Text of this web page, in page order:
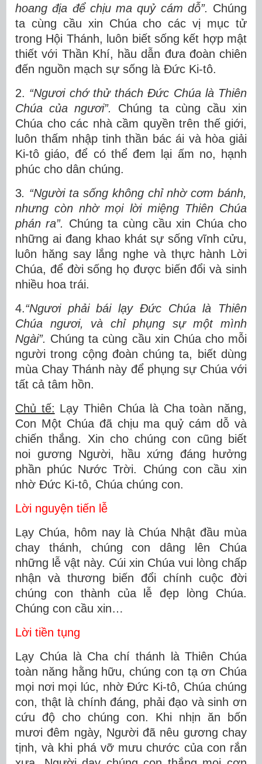
hoang địa để chịu ma quỷ cám dỗ”. Chúng
ta cùng cầu xin Chúa cho các vị mục tử
trong Hội Thánh, luôn biết sống kết hợp mật
thiết với Thần Khí, hầu dẫn đưa đoàn chiên
đến nguồn mạch sự sống là Đức Ki-tô.
2. “Ngươi chớ thử thách Đức Chúa là Thiên
Chúa của ngươi”.
Chúng ta cùng cầu xin
Chúa cho các nhà cầm quyền trên thế giới,
luôn thấm nhập tinh thần bác ái và hòa giải
Ki-tô giáo, để có thể đem lại ấm no, hạnh
phúc cho dân chúng.
3. “Người ta sống không chỉ nhờ cơm bánh,
nhưng còn nhờ mọi lời miệng Thiên Chúa
phán ra”. Chúng ta cùng cầu xin Chúa cho
những ai đang khao khát sự sống vĩnh cửu,
luôn hăng say lắng nghe và thực hành Lời
Chúa, để đời sống họ được biến đổi và sinh
nhiều hoa trái.
4.“Ngươi phải bái lạy Đức Chúa là Thiên
Chúa ngươi, và chỉ phụng sự một mình
Ngài”. Chúng ta cùng cầu xin Chúa cho mỗi
người trong cộng đoàn chúng ta, biết dùng
mùa Chay Thánh này để phụng sự Chúa với
tất cả tâm hồn.
Chủ tế: Lạy Thiên Chúa là Cha toàn năng,
Con Một Chúa đã chịu ma quỷ cám dỗ và
chiến thắng. Xin cho chúng con cũng biết
noi gương Người, hầu xứng đáng hưởng
phần phúc Nước Trời. Chúng con cầu xin
nhờ Đức Ki-tô, Chúa chúng con.
Lời nguyện tiến lễ
Lạy Chúa, hôm nay là Chúa Nhật đầu mùa
chay thánh, chúng con dâng lên Chúa
những lễ vật này. Cúi xin Chúa vui lòng chấp
nhận và thương biến đổi chính cuộc đời
chúng con thành của lễ đẹp lòng Chúa.
Chúng con cầu xin…
Lời tiền tụng
Lạy Chúa là Cha chí thánh là Thiên Chúa
toàn năng hằng hữu, chúng con tạ ơn Chúa
mọi nơi mọi lúc, nhờ Ðức Ki-tô, Chúa chúng
con, thật là chính đáng, phải đạo và sinh ơn
cứu độ cho chúng con. Khi nhịn ăn bốn
mươi đêm ngày, Người đã nêu gương chay
tịnh, và khi phá vỡ mưu chước của con rắn